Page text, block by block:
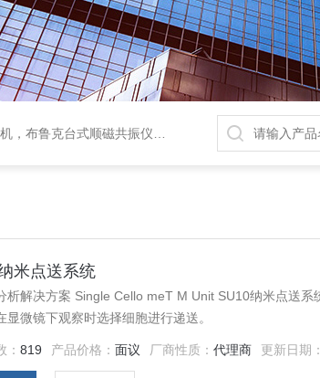
样品氮吹浓缩仪，美的超低温冰箱，耶拿PCR仪
米点送系统
Single Cello meT M Unit SU10纳米点送系统 单细胞靶向可直接递送至细胞核或
显微镜下观察时选择细胞进行递送。
：819 产品价格：面议 厂商性质：代理商 更新日期：